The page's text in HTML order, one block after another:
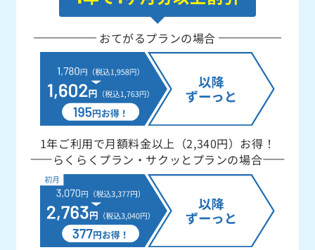
おてがるプランの場合
1年ご利用で月額料金以上（2,340円）お得！
らくらくプラン・サクッとプランの場合